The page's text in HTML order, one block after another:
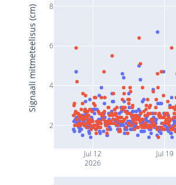
Jul 12
2026
Jul 19
2
4
6
8
Signaali mitmeteelisus (cm)